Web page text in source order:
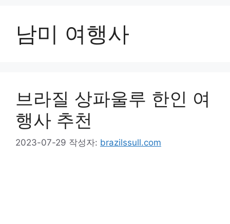
남미 여행사
브라질 상파울루 한인 여
행사 추천
2023-07-29 작성자: brazilssull.com